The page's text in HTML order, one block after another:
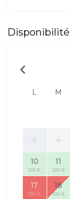
Disponibilité
L M
3 4
10
120 €
11
120 €
17
120 €
18
120 €